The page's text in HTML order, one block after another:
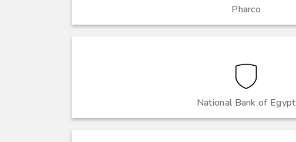
Pharco
National Bank of Egypt